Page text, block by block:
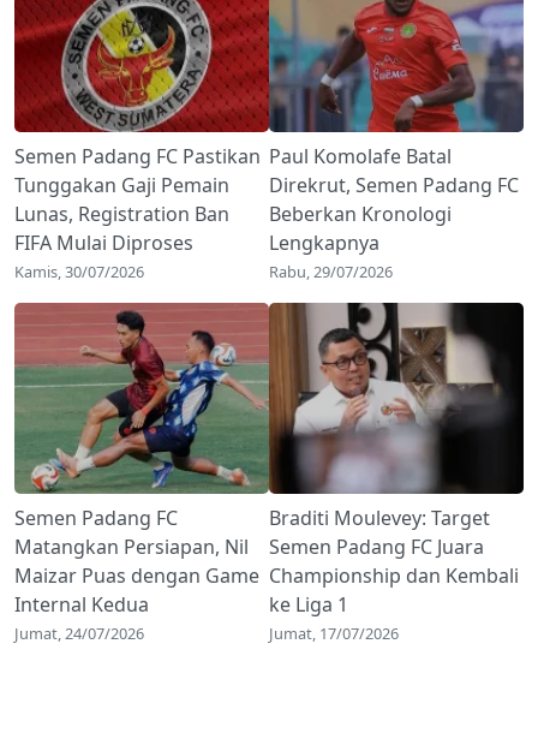
Semen Padang FC Pastikan
Tunggakan Gaji Pemain
Lunas, Registration Ban
FIFA Mulai Diproses
Kamis, 30/07/2026
Paul Komolafe Batal
Direkrut, Semen Padang FC
Beberkan Kronologi
Lengkapnya
Rabu, 29/07/2026
Semen Padang FC
Matangkan Persiapan, Nil
Maizar Puas dengan Game
Internal Kedua
Jumat, 24/07/2026
Braditi Moulevey: Target
Semen Padang FC Juara
Championship dan Kembali
ke Liga 1
Jumat, 17/07/2026